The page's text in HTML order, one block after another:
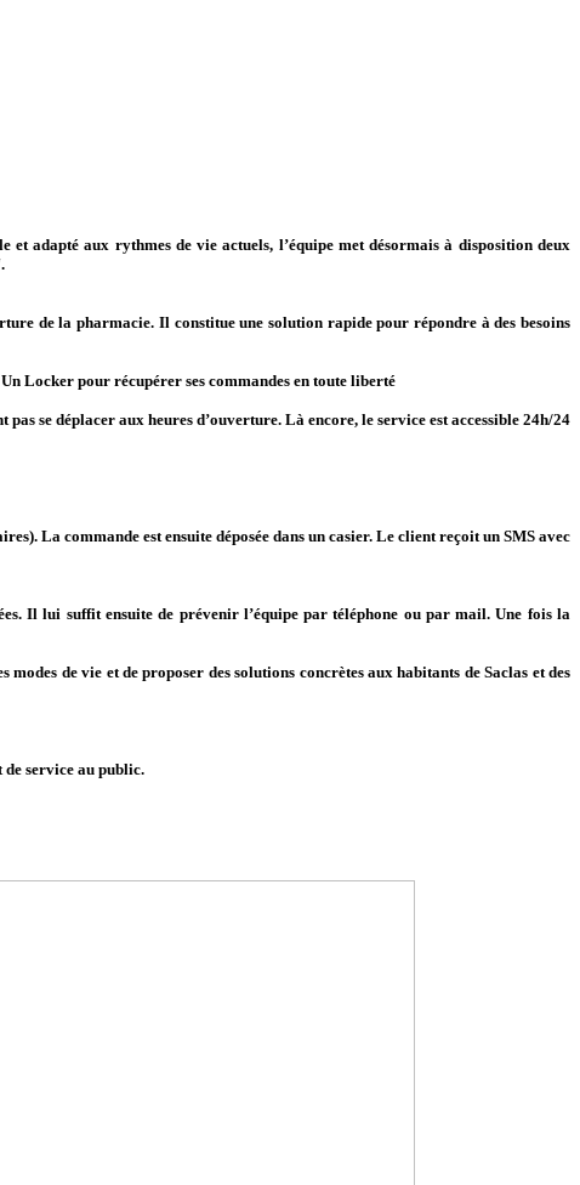
adapté aux rythmes de vie actuels, l’équipe met désormais à disposition deux
de la pharmacie. Il constitue une solution rapide pour répondre à des besoins
Un Locker pour récupérer ses commandes en toute liberté
se déplacer aux heures d’ouverture. Là encore, le service est accessible 24h/24
La commande est ensuite déposée dans un casier. Le client reçoit un SMS avec
Il lui suffit ensuite de prévenir l’équipe par téléphone ou par mail. Une fois la
de vie et de proposer des solutions concrètes aux habitants de Saclas et des
de service au public.